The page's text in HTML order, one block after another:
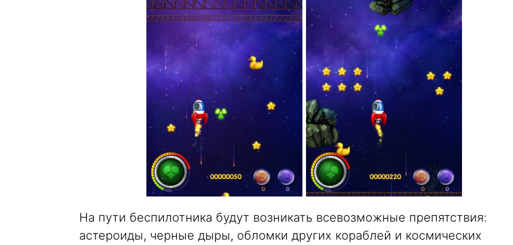
На пути беспилотника будут возникать всевозможные препятствия:
астероиды, черные дыры, обломки других кораблей и космических